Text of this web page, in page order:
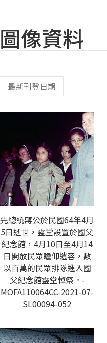
圖像資料
先總統蔣公於民國64年4月
5日逝世，靈堂設置於國父
紀念館，4月10日至4月14
日開放民眾瞻仰遺容，數
以百萬的民眾排隊進入國
父紀念館靈堂悼祭。-
MOFA110064CC-2021-07-
SL00094-052